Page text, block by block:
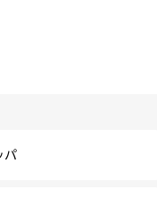
パ